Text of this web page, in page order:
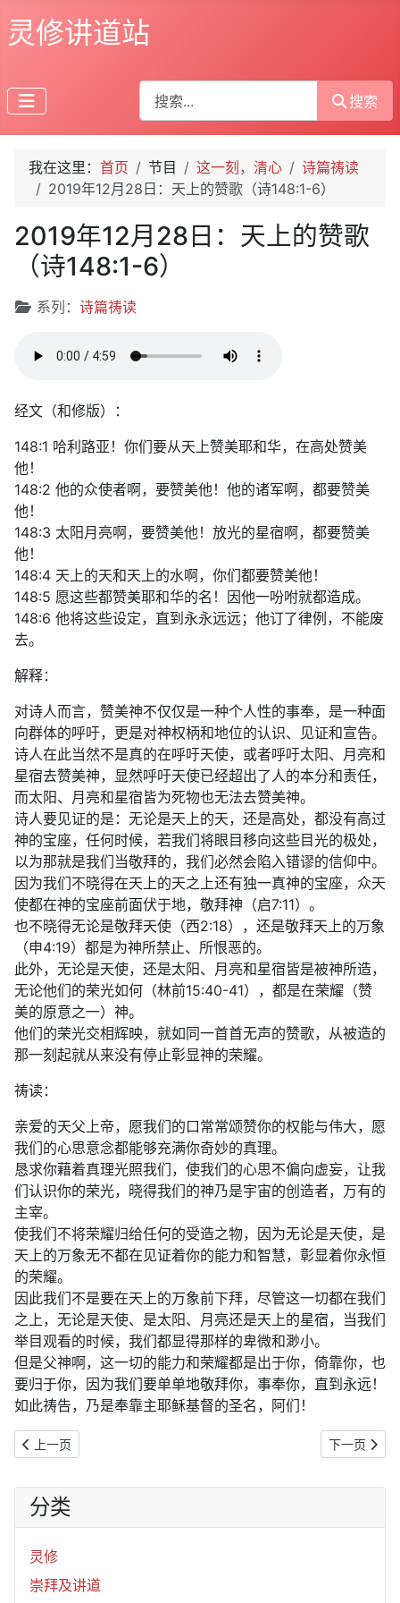
灵修讲道站
搜索
搜索
我在这里： 首页 节目 这一刻，清心
诗篇祷读
2019年12月28日：天上的赞歌（诗148:1-6）
2019年12月28日：天上的赞歌
（诗148:1-6）
文章信息
系列： 诗篇祷读
经文（和修版）：
148:1 哈利路亚！你们要从天上赞美耶和华，在高处赞美
他！
148:2 他的众使者啊，要赞美他！他的诸军啊，都要赞美
他！
148:3 太阳月亮啊，要赞美他！放光的星宿啊，都要赞美
他！
148:4 天上的天和天上的水啊，你们都要赞美他！
148:5 愿这些都赞美耶和华的名！因他一吩咐就都造成。
148:6 他将这些设定，直到永永远远；他订了律例，不能废
去。
解释：
对诗人而言，赞美神不仅仅是一种个人性的事奉，是一种面
向群体的呼吁，更是对神权柄和地位的认识、见证和宣告。
诗人在此当然不是真的在呼吁天使，或者呼吁太阳、月亮和
星宿去赞美神，显然呼吁天使已经超出了人的本分和责任，
而太阳、月亮和星宿皆为死物也无法去赞美神。
诗人要见证的是：无论是天上的天，还是高处，都没有高过
神的宝座，任何时候，若我们将眼目移向这些目光的极处，
以为那就是我们当敬拜的，我们必然会陷入错谬的信仰中。
因为我们不晓得在天上的天之上还有独一真神的宝座，众天
使都在神的宝座前面伏于地，敬拜神（启7:11）。
也不晓得无论是敬拜天使（西2:18），还是敬拜天上的万象
（申4:19）都是为神所禁止、所恨恶的。
此外，无论是天使，还是太阳、月亮和星宿皆是被神所造，
无论他们的荣光如何（林前15:40-41），都是在荣耀（赞
美的原意之一）神。
他们的荣光交相辉映，就如同一首首无声的赞歌，从被造的
那一刻起就从来没有停止彰显神的荣耀。
祷读：
亲爱的天父上帝，愿我们的口常常颂赞你的权能与伟大，愿
我们的心思意念都能够充满你奇妙的真理。
恳求你藉着真理光照我们，使我们的心思不偏向虚妄，让我
们认识你的荣光，晓得我们的神乃是宇宙的创造者，万有的
主宰。
使我们不将荣耀归给任何的受造之物，因为无论是天使，是
天上的万象无不都在见证着你的能力和智慧，彰显着你永恒
的荣耀。
因此我们不是要在天上的万象前下拜，尽管这一切都在我们
之上，无论是天使、是太阳、月亮还是天上的星宿，当我们
举目观看的时候，我们都显得那样的卑微和渺小。
但是父神啊，这一切的能力和荣耀都是出于你，倚靠你，也
要归于你，因为我们要单单地敬拜你，事奉你，直到永远！
如此祷告，乃是奉靠主耶稣基督的圣名，阿们！
上一篇文章: 2019年12月29日：地上的赞歌（诗148:7-14）
上一页 下一篇文章:
下一页
分类
灵修
崇拜及讲道